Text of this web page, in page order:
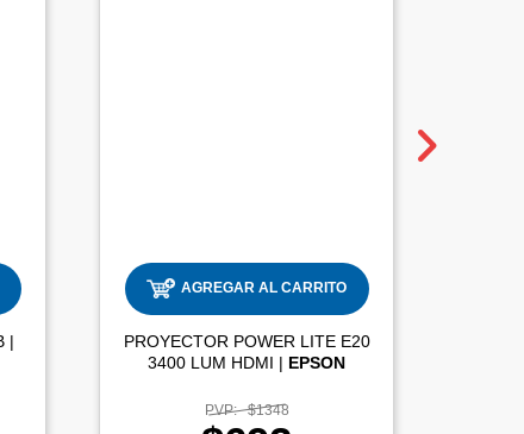
DISCO DURO INTERNO 2TB |
AGREGAR AL CARRITO
PROYECTOR POWER LITE E20
3400 LUM HDMI | EPSON
PVP: $1348